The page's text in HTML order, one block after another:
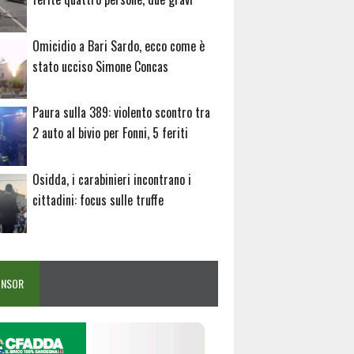
Omicidio a Bari Sardo, ecco come è
stato ucciso Simone Concas
Paura sulla 389: violento scontro tra
2 auto al bivio per Fonni, 5 feriti
Osidda, i carabinieri incontrano i
cittadini: focus sulle truffe